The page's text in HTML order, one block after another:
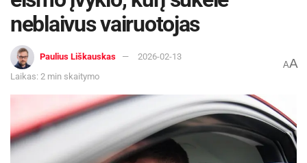
neblaivus vairuotojas
Paulius Liškauskas
2026-02-13
Laikas: 2 min skaitymo
AA